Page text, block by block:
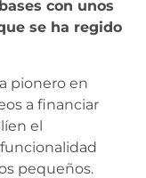
bases con unos
se ha regido
pionero en
a financiar
el
pequeños.